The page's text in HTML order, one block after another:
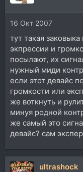
16 Окт 2007
тут такая
экпрессии и
посылают, их
нужный миди
если этот девайс
громкости или
же воткнуть и
минуя родной
же самый это
девайс? сам
ultrashock